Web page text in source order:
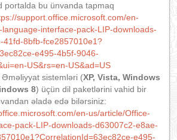
portalda bu ünvanda tapmaq
support.office.microsoft.com/en-
language-interface-pack-LIP-downloads-
41fd-8bfb-fce2857010e1?
e495-4b5f-9046-
US&rs=en-US&ad=US
Əməliyyat sistemləri (XP, Vista, Windows
8) üçün dil paketlərini vahid bir
əladə edə bilərsiniz:
en-us/article/Office-
pack-LIP-downloads-d63007c2-e8ae-
e495-